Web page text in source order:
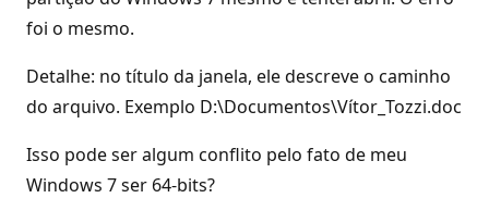
foi o mesmo.
Detalhe: no título da janela, ele descreve o caminho
do arquivo. Exemplo D:\Documentos\Vítor_Tozzi.doc
Isso pode ser algum conflito pelo fato de meu
Windows 7 ser 64-bits?